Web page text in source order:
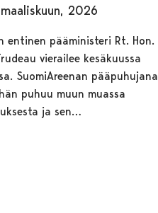
2026
entinen pääministeri Rt. Hon.
vierailee kesäkuussa
SuomiAreenan pääpuhujana
puhuu muun muassa
ja sen…